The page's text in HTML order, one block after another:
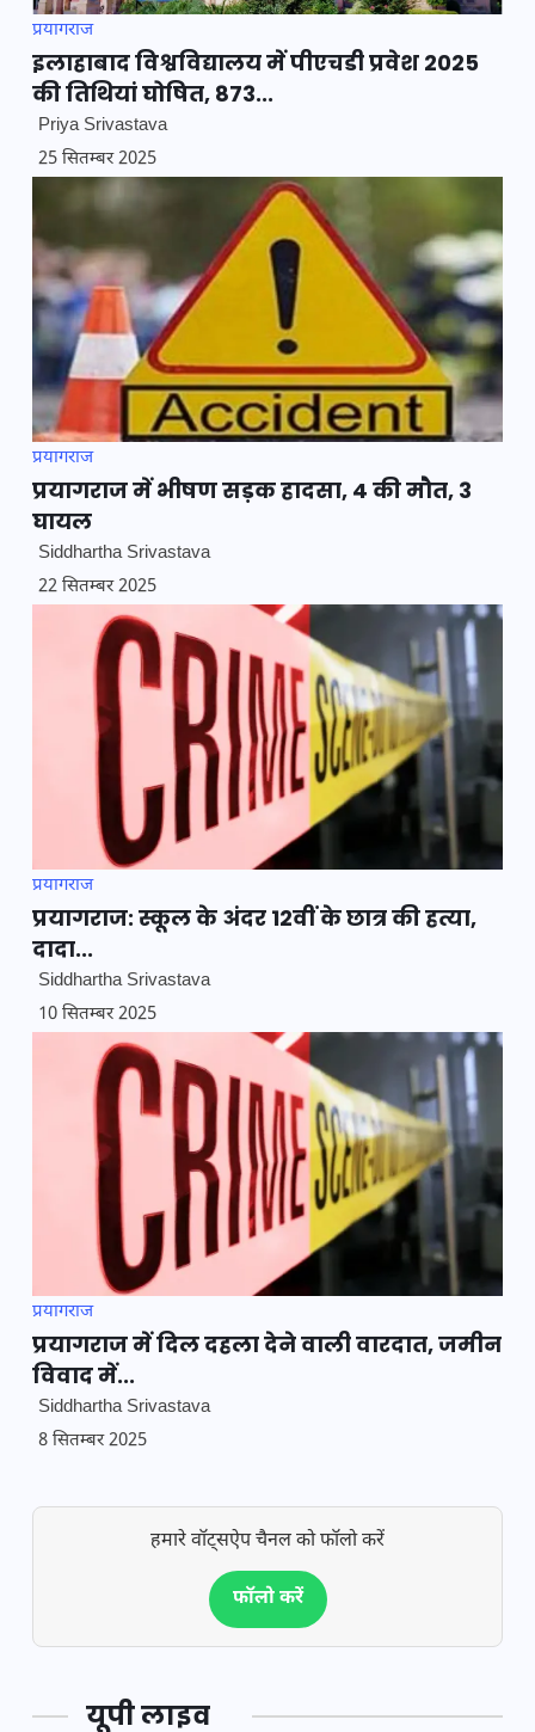
प्रयागराज
इलाहाबाद विश्वविद्यालय में पीएचडी प्रवेश 2025
की तिथियां घोषित, 873...
Priya Srivastava
25 सितम्बर 2025
प्रयागराज
प्रयागराज में भीषण सड़क हादसा, 4 की मौत, 3
घायल
Siddhartha Srivastava
22 सितम्बर 2025
प्रयागराज
प्रयागराज: स्कूल के अंदर 12वीं के छात्र की हत्या,
दादा...
Siddhartha Srivastava
10 सितम्बर 2025
प्रयागराज
प्रयागराज में दिल दहला देने वाली वारदात, जमीन
विवाद में...
Siddhartha Srivastava
8 सितम्बर 2025
हमारे वॉट्सऐप चैनल को फॉलो करें
फॉलो करें
यूपी लाइव